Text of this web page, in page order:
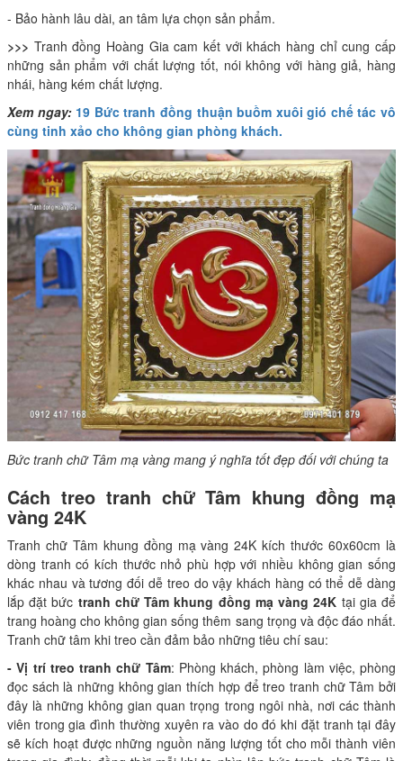
- Bảo hành lâu dài, an tâm lựa chọn sản phẩm.
>>> Tranh đồng Hoàng Gia cam kết với khách hàng chỉ cung cấp
những sản phẩm với chất lượng tốt, nói không với hàng giả, hàng
nhái, hàng kém chất lượng.
Xem ngay: 19 Bức tranh đồng thuận buồm xuôi gió chế tác vô
cùng tinh xảo cho không gian phòng khách.
Bức tranh chữ Tâm mạ vàng mang ý nghĩa tốt đẹp đối với chúng ta
Cách treo tranh chữ Tâm khung đồng mạ
vàng 24K
Tranh chữ Tâm khung đồng mạ vàng 24K kích thước 60x60cm là
dòng tranh có kích thước nhỏ phù hợp với nhiều không gian sống
khác nhau và tương đối dễ treo do vậy khách hàng có thể dễ dàng
lắp đặt bức tranh chữ Tâm khung đồng mạ vàng 24K tại gia để
trang hoàng cho không gian sống thêm sang trọng và độc đáo nhất.
Tranh chữ tâm khi treo cần đảm bảo những tiêu chí sau:
- Vị trí treo tranh chữ Tâm: Phòng khách, phòng làm việc, phòng
đọc sách là những không gian thích hợp để treo tranh chữ Tâm bởi
đây là những không gian quan trọng trong ngôi nhà, nơi các thành
viên trong gia đình thường xuyên ra vào do đó khi đặt tranh tại đây
sẽ kích hoạt được những nguồn năng lượng tốt cho mỗi thành viên